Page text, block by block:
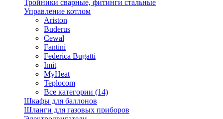
Тройники сварные, фитинги стальные
Управление котлом
Ariston
Buderus
Cewal
Fantini
Federica Bugatti
Imit
MyHeat
Teplocom
Все категории (14)
Шкафы для баллонов
Шланги для газовых приборов